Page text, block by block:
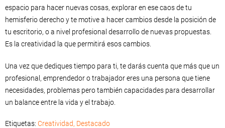
espacio para hacer nuevas cosas, explorar en ese caos de tu
hemisferio derecho y te motive a hacer cambios desde la posición de
tu escritorio, o a nivel profesional desarrollo de nuevas propuestas.
Es la creatividad la que permitirá esos cambios.
Una vez que dediques tiempo para ti, te darás cuenta que más que un
profesional, emprendedor o trabajador eres una persona que tiene
necesidades, problemas pero también capacidades para desarrollar
un balance entre la vida y el trabajo.
Etiquetas: Creatividad, Destacado